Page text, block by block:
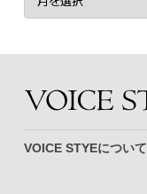
VOICE STYEについて